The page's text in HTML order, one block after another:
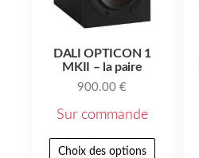
DALI OPTICON 1
MKII – la paire
900.00€
Sur commande
Choix des options